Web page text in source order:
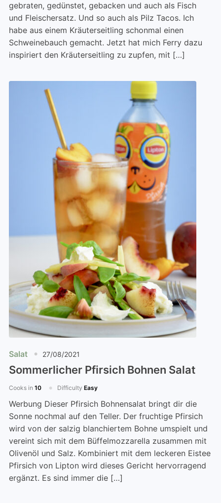
gebraten, gedünstet, gebacken und auch als Fisch
und Fleischersatz. Und so auch als Pilz Tacos. Ich
habe aus einem Kräuterseitling schonmal einen
Schweinebauch gemacht. Jetzt hat mich Ferry dazu
inspiriert den Kräuterseitling zu zupfen, mit […]
Salat 27/08/2021
Sommerlicher Pfirsich Bohnen Salat
Cooks in 10 Difficulty Easy
Werbung Dieser Pfirsich Bohnensalat bringt dir die
Sonne nochmal auf den Teller. Der fruchtige Pfirsich
wird von der salzig blanchiertem Bohne umspielt und
vereint sich mit dem Büffelmozzarella zusammen mit
Olivenöl und Salz. Kombiniert mit dem leckeren Eistee
Pfirsich von Lipton wird dieses Gericht hervorragend
ergänzt. Es sind immer die […]